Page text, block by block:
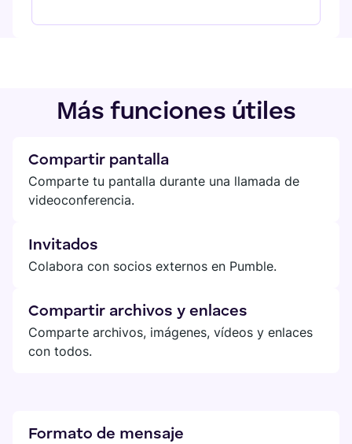
Más funciones útiles
Compartir pantalla
Comparte tu pantalla durante una llamada de
videoconferencia.
Invitados
Colabora con socios externos en Pumble.
Compartir archivos y enlaces
Comparte archivos, imágenes, vídeos y enlaces
con todos.
Formato de mensaje